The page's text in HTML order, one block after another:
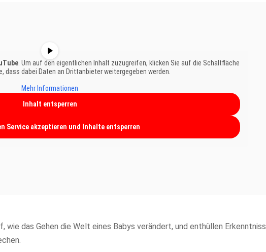
. Um auf den eigentlichen Inhalt zuzugreifen, klicken Sie auf die Schaltfläche
dass dabei Daten an Drittanbieter weitergegeben werden.
Mehr Informationen
Inhalt entsperren
Service akzeptieren und Inhalte entsperren
das Gehen die Welt eines Babys verändert, und enthüllen